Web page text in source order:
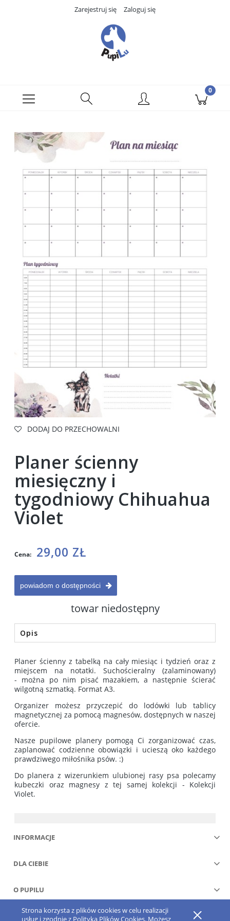
Strona korzysta z plików cookies w celu realizacji
usług i zgodnie z Polityką Plików Cookies. Możesz
Zarejestruj się Zaloguj się
DODAJ DO PRZECHOWALNI
Planer ścienny
miesięczny i
tygodniowy Chihuahua
Violet
Cena: 29,00 ZŁ
powiadom o dostępności
towar niedostępny
Opis
Planer ścienny z tabelką na cały miesiąc i tydzień oraz z
miejscem na notatki. Suchościeralny (zalaminowany)
- można po nim pisać mazakiem, a następnie ścierać
wilgotną szmatką. Format A3.
Organizer możesz przyczepić do lodówki lub tablicy
magnetycznej za pomocą magnesów, dostępnych w naszej
ofercie.
Nasze pupilowe planery pomogą Ci zorganizować czas,
zaplanować codzienne obowiązki i ucieszą oko każdego
prawdziwego miłośnika psów. :)
Do planera z wizerunkiem ulubionej rasy psa polecamy
kubeczki oraz magnesy z tej samej kolekcji - Kolekcji
Violet.
INFORMACJE
DLA CIEBIE
O PUPILU
Pokaż pełną wersję strony